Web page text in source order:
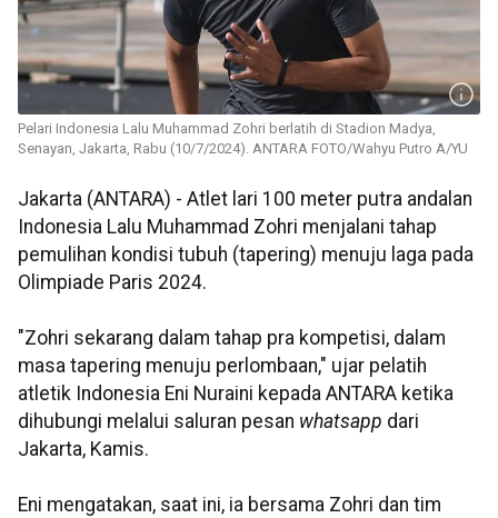
Pelari Indonesia Lalu Muhammad Zohri berlatih di Stadion Madya,
Senayan, Jakarta, Rabu (10/7/2024). ANTARA FOTO/Wahyu Putro A/YU
Jakarta (ANTARA) - Atlet lari 100 meter putra andalan
Indonesia Lalu Muhammad Zohri menjalani tahap
pemulihan kondisi tubuh (tapering) menuju laga pada
Olimpiade Paris 2024.
"Zohri sekarang dalam tahap pra kompetisi, dalam
masa tapering menuju perlombaan," ujar pelatih
atletik Indonesia Eni Nuraini kepada ANTARA ketika
dihubungi melalui saluran pesan whatsapp dari
Jakarta, Kamis.
Eni mengatakan, saat ini, ia bersama Zohri dan tim